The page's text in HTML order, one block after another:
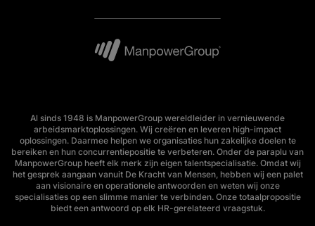
Al sinds 1948 is ManpowerGroup wereldleider in vernieuwende
arbeidsmarktoplossingen. Wij creëren en leveren high-impact
oplossingen. Daarmee helpen we organisaties hun zakelijke doelen te
bereiken en hun concurrentiepositie te verbeteren. Onder de paraplu van
ManpowerGroup heeft elk merk zijn eigen talentspecialisatie. Omdat wij
het gesprek aangaan vanuit De Kracht van Mensen, hebben wij een palet
aan visionaire en operationele antwoorden en weten wij onze
specialisaties op een slimme manier te verbinden. Onze totaalpropositie
biedt een antwoord op elk HR-gerelateerd vraagstuk.